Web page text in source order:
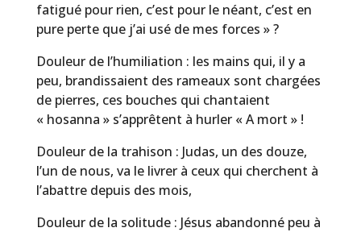
fatigué pour rien, c’est pour le néant, c’est en
pure perte que j’ai usé de mes forces » ?
Douleur de l’humiliation : les mains qui, il y a
peu, brandissaient des rameaux sont chargées
de pierres, ces bouches qui chantaient
« hosanna » s’apprêtent à hurler « A mort » !
Douleur de la trahison : Judas, un des douze,
l’un de nous, va le livrer à ceux qui cherchent à
l’abattre depuis des mois,
Douleur de la solitude : Jésus abandonné peu à